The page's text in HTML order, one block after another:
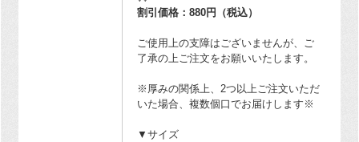
割引価格：880円（税込）
ご使用上の支障はございませんが、ご
了承の上ご注文をお願いいたします。
※厚みの関係上、2つ以上ご注文いただ
いた場合、複数個口でお届けします※
▼サイズ